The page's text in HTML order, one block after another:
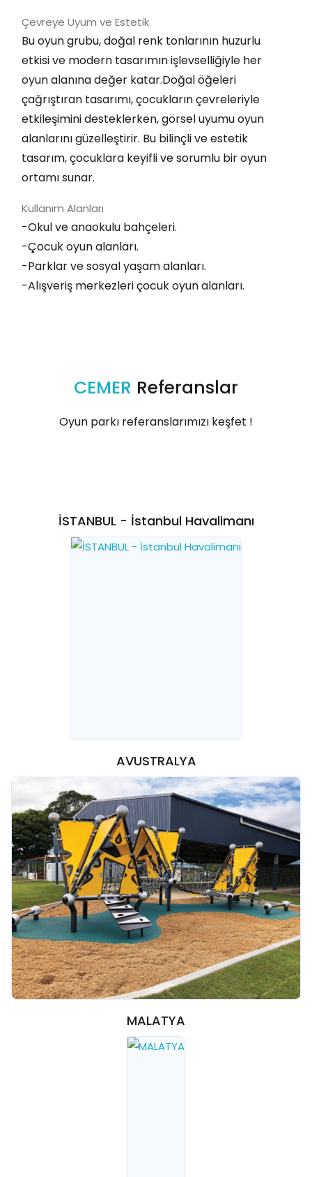
Çevreye Uyum ve Estetik
Bu oyun grubu, doğal renk tonlarının huzurlu
etkisi ve modern tasarımın işlevselliğiyle her
oyun alanına değer katar.Doğal öğeleri
çağrıştıran tasarımı, çocukların çevreleriyle
etkileşimini desteklerken, görsel uyumu oyun
alanlarını güzelleştirir. Bu bilinçli ve estetik
tasarım, çocuklara keyifli ve sorumlu bir oyun
ortamı sunar.
Kullanım Alanları
-Okul ve anaokulu bahçeleri.
-Çocuk oyun alanları.
-Parklar ve sosyal yaşam alanları.
-Alışveriş merkezleri çocuk oyun alanları.
CEMER Referanslar
Oyun parkı referanslarımızı keşfet !
İSTANBUL - İstanbul Havalimanı
AVUSTRALYA
MALATYA